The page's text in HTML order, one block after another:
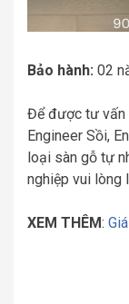
Bảo hành: 02
Để được tư vấn
Engineer Sồi,
loại sàn gỗ tự
nghiệp vui lòng
XEM THÊM: